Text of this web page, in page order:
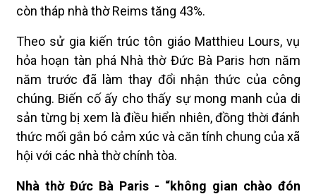
còn tháp nhà thờ Reims tăng 43%.
Theo sử gia kiến trúc tôn giáo Matthieu Lours, vụ
hỏa hoạn tàn phá Nhà thờ Đức Bà Paris hơn năm
năm trước đã làm thay đổi nhận thức của công
chúng. Biến cố ấy cho thấy sự mong manh của di
sản từng bị xem là điều hiển nhiên, đồng thời đánh
thức mối gắn bó cảm xúc và căn tính chung của xã
hội với các nhà thờ chính tòa.
Nhà thờ Đức Bà Paris - “không gian chào đón